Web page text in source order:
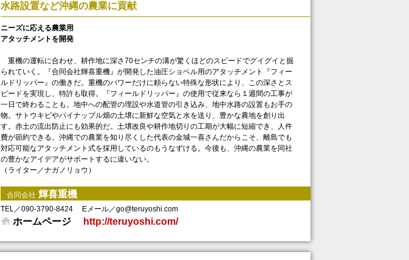
水路設置など沖縄の農業に貢献
ニーズに応える農業用
アタッチメントを開発
重機の運転に合わせ、耕作地に深さ70センチの溝が驚くほどのスピードでグイグイと掘
られていく。『合同会社輝喜重機』が開発した油圧ショベル用のアタッチメント『フィー
ルドリッパー』の働きだ。重機のパワーだけに頼らない特殊な形状により、この深さとス
ピードを実現し、特許も取得。『フィールドリッパー』の使用で従来なら１週間の工事が
一日で終わることも。地中への配管の埋設や水道管の引き込み、地中水路の設置もお手の
物。サトウキビやパイナップル畑の土壌に新鮮な空気と水を送り、豊かな農地を創り出
す。赤土の流出防止にも効果的だ。土壌改良や耕作地切りの工期が大幅に短縮でき、人件
費が節約できる。沖縄での農業を知り尽くした代表の金城一喜さんだからこそ、離島でも
対応可能なアタッチメント式を採用しているのもうなずける。今後も、沖縄の農業を同社
の豊かなアイデアがサポートするに違いない。
（ライター／ナガノリョウ）
合同会社 輝喜重機
TEL／090-3790-8424 Eメール／go@teruyoshi.com
ホームページ http://teruyoshi.com/